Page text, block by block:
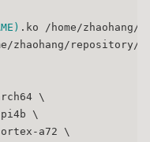
.ko /home/
zhaohang/repository/
\
\
a72 \